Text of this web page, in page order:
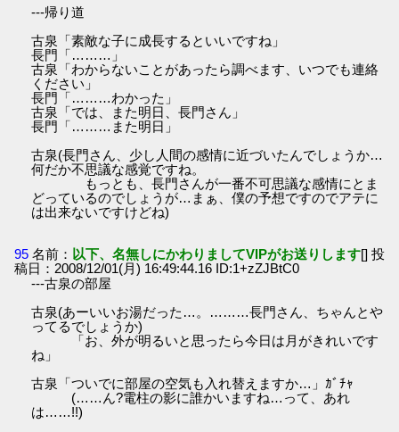
---帰り道
古泉「素敵な子に成長するといいですね」
長門「………」
古泉「わからないことがあったら調べます、いつでも連絡
ください」
長門「………わかった」
古泉「では、また明日、長門さん」
長門「………また明日」
古泉(長門さん、少し人間の感情に近づいたんでしょうか…
何だか不思議な感覚ですね。
もっとも、長門さんが一番不可思議な感情にとま
どっているのでしょうが…まぁ、僕の予想ですのでアテに
は出来ないですけどね)
95 名前： 以下、名無しにかわりましてVIPがお送りします[] 投
稿日：2008/12/01(月) 16:49:44.16 ID:1+zZJBtC0
---古泉の部屋
古泉(あーいいお湯だった…。………長門さん、ちゃんとや
ってるでしょうか)
「お、外が明るいと思ったら今日は月がきれいです
ね」
古泉「ついでに部屋の空気も入れ替えますか…」ｶﾞﾁｬ
(……ん?電柱の影に誰かいますね…って、あれ
は……!!)